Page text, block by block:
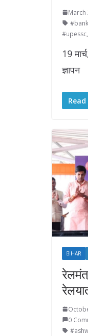
March
#upessc,
19
ज्ञापन
BIHAR
0